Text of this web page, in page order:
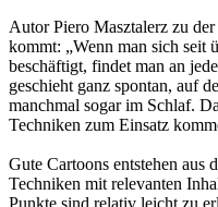
Autor Piero Masztalerz zu
kommt: „Wenn man sich seit
beschäftigt, findet man an
geschieht ganz spontan, auf
manchmal sogar im Schlaf.
Techniken zum Einsatz
Gute Cartoons entstehen aus
Techniken mit relevanten
Punkte sind relativ leicht zu